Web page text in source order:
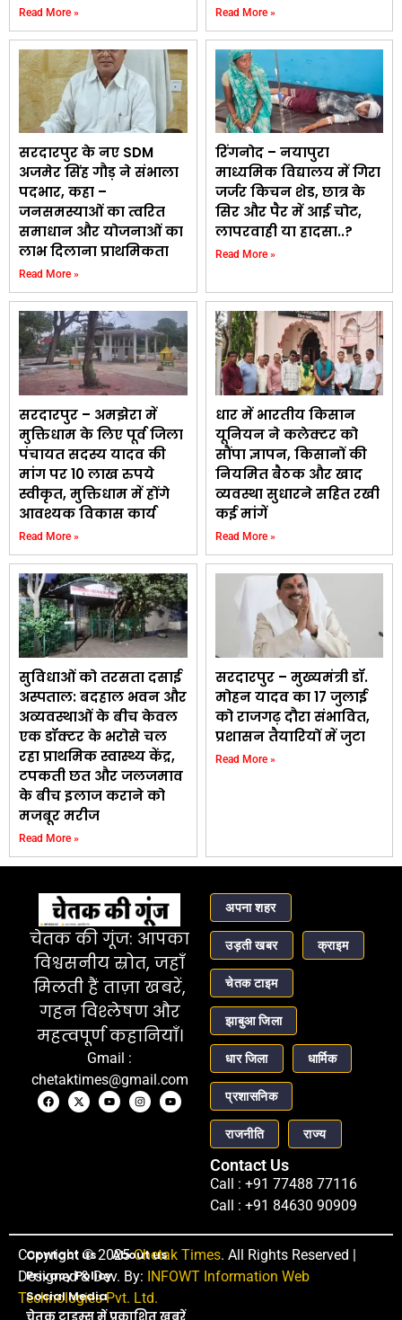
Read More » Read More »
सरदारपुर के नए SDM
अजमेर सिंह गौड़ ने संभाला
पदभार, कहा –
जनसमस्याओं का त्वरित
समाधान और योजनाओं का
लाभ दिलाना प्राथमिकता
Read More »
रिंगनोद – नयापुरा
माध्यमिक विद्यालय में गिरा
जर्जर किचन शेड, छात्र के
सिर और पैर में आई चोट,
लापरवाही या हादसा..?
Read More »
सरदारपुर – अमझेरा में
मुक्तिधाम के लिए पूर्व जिला
पंचायत सदस्य यादव की
मांग पर 10 लाख रुपये
स्वीकृत, मुक्तिधाम में होंगे
आवश्यक विकास कार्य
Read More »
धार में भारतीय किसान
यूनियन ने कलेक्टर को
सौंपा ज्ञापन, किसानों की
नियमित बैठक और खाद
व्यवस्था सुधारने सहित रखी
कई मांगें
Read More »
सुविधाओं को तरसता दसाई
अस्पताल: बदहाल भवन और
अव्यवस्थाओं के बीच केवल
एक डॉक्टर के भरोसे चल
रहा प्राथमिक स्वास्थ्य केंद्र,
टपकती छत और जलजमाव
के बीच इलाज कराने को
मजबूर मरीज
Read More »
सरदारपुर – मुख्यमंत्री डॉ.
मोहन यादव का 17 जुलाई
को राजगढ़ दौरा संभावित,
प्रशासन तैयारियों में जुटा
Read More »
चेतक की गूंज: आपका
विश्वसनीय स्रोत, जहाँ
मिलती हैं ताज़ा खबरें,
गहन विश्लेषण और
महत्वपूर्ण कहानियाँ।
Gmail :
chetaktimes@gmail.com
अपना शहर
उड़ती खबर क्राइम
चेतक टाइम
झाबुआ जिला
धार जिला धार्मिक
प्रशासनिक
राजनीति राज्य
Contact Us
Call : +91 77488 77116
Call : +91 84630 90909
Contact us
About us
Privacy Policy
Social Media
Copyright © 2025Chetak Times. All Rights Reserved |
Designed & Dev. By: INFOWT Information Web
Technologies Pvt. Ltd.